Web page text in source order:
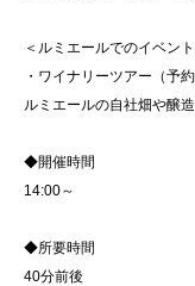
＜ルミエールでのイベン
・ワイナリーツアー（予約
ルミエールの自社畑や醸
◆開催時間
14:00～
◆所要時間
40分前後